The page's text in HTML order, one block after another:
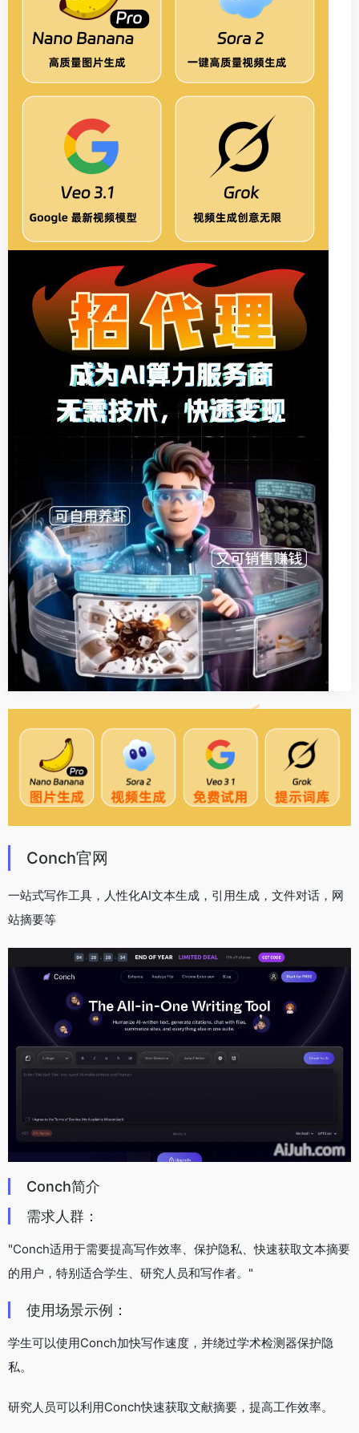
Conch官网
一站式写作工具，人性化AI文本生成，引用生成，文件对话，网
站摘要等
Conch简介
需求人群：
"Conch适用于需要提高写作效率、保护隐私、快速获取文本摘要
的用户，特别适合学生、研究人员和写作者。"
使用场景示例：
学生可以使用Conch加快写作速度，并绕过学术检测器保护隐
私。
研究人员可以利用Conch快速获取文献摘要，提高工作效率。